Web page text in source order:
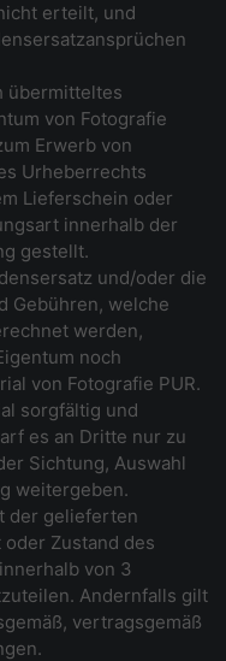
erteilt, und
übermitteltes
von Fotografie
Erwerb von
Urheberrechts
Lieferschein oder
innerhalb der
gestellt.
und/oder die
Gebühren, welche
werden,
noch
von Fotografie PUR.
sorgfältig und
es an Dritte nur zu
Sichtung, Auswahl
weitergeben.
der gelieferten
Zustand des
von 3
Andernfalls gilt
vertragsgemäß